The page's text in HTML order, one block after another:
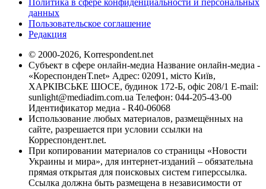
данных
Пользовательское соглашение
Редакция
© 2000-2026, Korrespondent.net
Субъект в сфере онлайн-медиа Название онлайн-медиа -
«КореспонденТ.net» Адрес: 02091, місто Київ,
ХАРКІВСЬКЕ ШОСЕ, будинок 172-Б, офіс 208/1 E-mail:
sunlight@mediadim.com.ua Телефон: 044-205-43-00
Идентификатор медиа - R40-06068
Использование любых материалов, размещённых на
сайте, разрешается при условии ссылки на
Корреспондент.net.
При копировании материалов со страницы «Новости
Украины и мира», для интернет-изданий – обязательна
прямая открытая для поисковых систем гиперссылка.
Ссылка должна быть размещена в независимости от